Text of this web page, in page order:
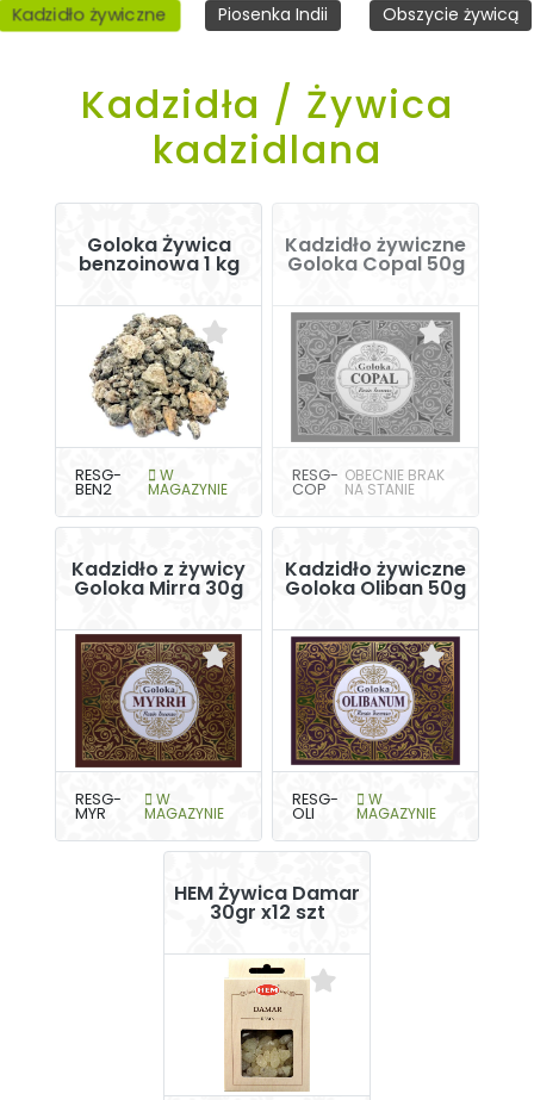
Kadzidło żywiczne Piosenka Indii Obszycie żywicą
Kadzidła / Żywica
kadzidlana
Goloka Żywica
benzoinowa 1 kg
RESG-
BEN2
W
MAGAZYNIE
Kadzidło żywiczne
Goloka Copal 50g
RESG-
COP
OBECNIE BRAK
NA STANIE
Kadzidło z żywicy
Goloka Mirra 30g
RESG-
MYR
W
MAGAZYNIE
Kadzidło żywiczne
Goloka Oliban 50g
RESG-
OLI
W
MAGAZYNIE
HEM Żywica Damar
30gr x12 szt